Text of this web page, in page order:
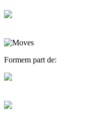
Formem part de: